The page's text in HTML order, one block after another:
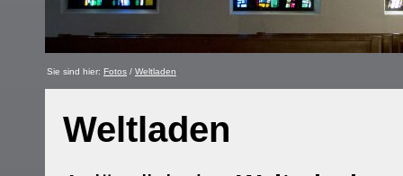
Weltladen
Sie sind hier: Fotos / Weltladen